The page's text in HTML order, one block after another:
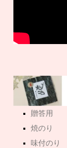
贈答用
焼のり
味付のり